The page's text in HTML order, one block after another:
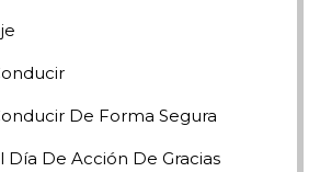
De Forma Segura
Día De Acción De Gracias